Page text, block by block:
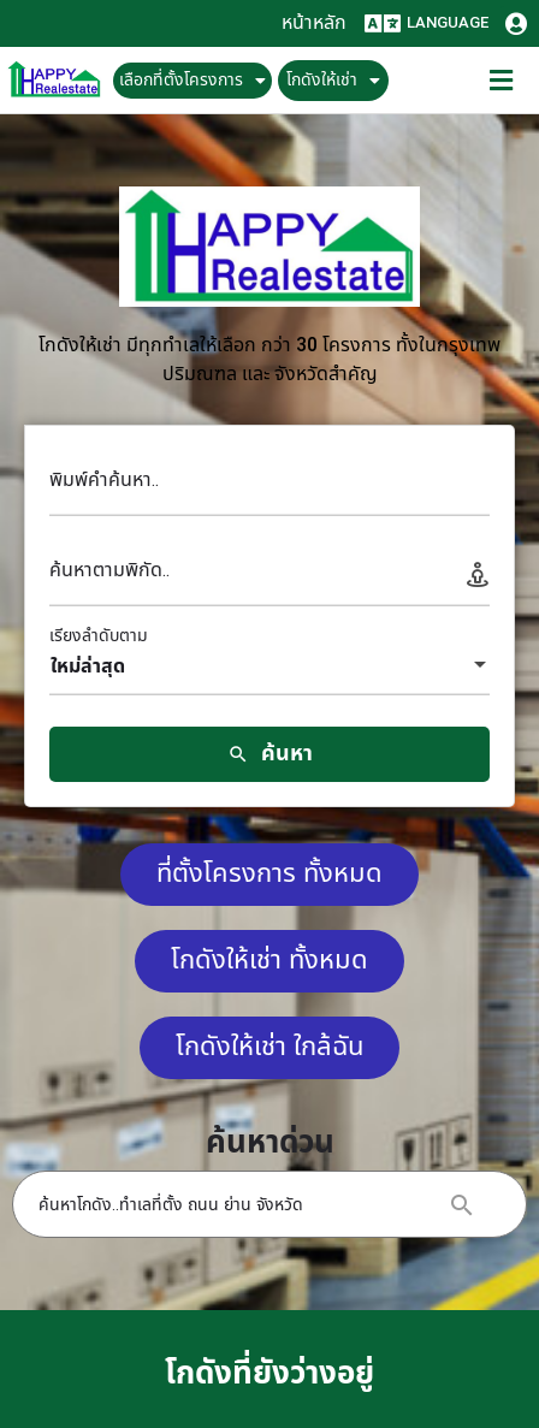
หน้าหลัก LANGUAGE
เลือกที่ตั้งโครงการ โกดังให้เช่า
โกดังให้เช่า มีทุกทำเลให้เลือก กว่า 30 โครงการ ทั้งในกรุงเทพ
ปริมณฑล และ จังหวัดสำคัญ
พิมพ์คำค้นหา..
ค้นหาตามพิกัด..
ใหม่ล่าสุด
เรียงลำดับตาม
ค้นหา
ที่ตั้งโครงการ ทั้งหมด
โกดังให้เช่า ทั้งหมด
โกดังให้เช่า ใกล้ฉัน
ค้นหาด่วน
โกดังที่ยังว่างอยู่